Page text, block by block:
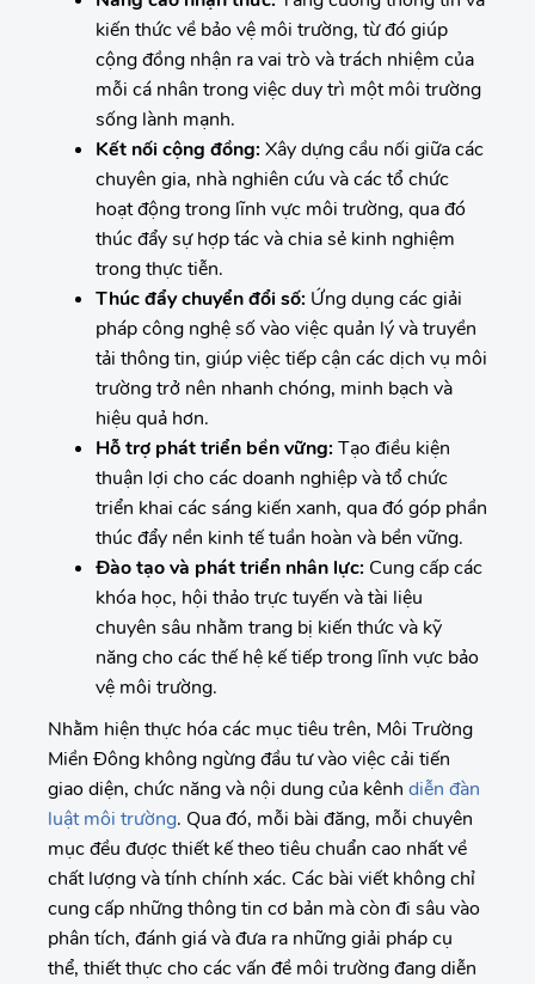
kiến thức về bảo vệ môi trường, từ đó giúp
cộng đồng nhận ra vai trò và trách nhiệm của
mỗi cá nhân trong việc duy trì một môi trường
sống lành mạnh.
Kết nối cộng đồng: Xây dựng cầu nối giữa các
chuyên gia, nhà nghiên cứu và các tổ chức
hoạt động trong lĩnh vực môi trường, qua đó
thúc đẩy sự hợp tác và chia sẻ kinh nghiệm
trong thực tiễn.
Thúc đẩy chuyển đổi số: Ứng dụng các giải
pháp công nghệ số vào việc quản lý và truyền
tải thông tin, giúp việc tiếp cận các dịch vụ môi
trường trở nên nhanh chóng, minh bạch và
hiệu quả hơn.
Hỗ trợ phát triển bền vững: Tạo điều kiện
thuận lợi cho các doanh nghiệp và tổ chức
triển khai các sáng kiến xanh, qua đó góp phần
thúc đẩy nền kinh tế tuần hoàn và bền vững.
Đào tạo và phát triển nhân lực: Cung cấp các
khóa học, hội thảo trực tuyến và tài liệu
chuyên sâu nhằm trang bị kiến thức và kỹ
năng cho các thế hệ kế tiếp trong lĩnh vực bảo
vệ môi trường.
Nhằm hiện thực hóa các mục tiêu trên, Môi Trường
Miền Đông không ngừng đầu tư vào việc cải tiến
giao diện, chức năng và nội dung của kênh diễn đàn
luật môi trường. Qua đó, mỗi bài đăng, mỗi chuyên
mục đều được thiết kế theo tiêu chuẩn cao nhất về
chất lượng và tính chính xác. Các bài viết không chỉ
cung cấp những thông tin cơ bản mà còn đi sâu vào
phân tích, đánh giá và đưa ra những giải pháp cụ
thể, thiết thực cho các vấn đề môi trường đang diễn